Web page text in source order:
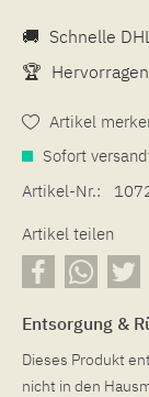
🚚 Schnelle
🏆
Artikel
Sofort
Artikel-Nr.:
Artikel teilen
Entsorgung &
Dieses Produkt
nicht in den